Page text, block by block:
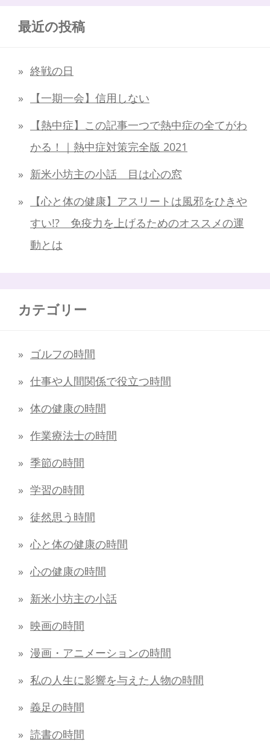
最近の投稿
終戦の日
【一期一会】信用しない
【熱中症】この記事一つで熱中症の全てがわ
かる！｜熱中症対策完全版 2021
新米小坊主の小話 目は心の窓
【心と体の健康】アスリートは風邪をひきや
すい!? 免疫力を上げるためのオススメの運
動とは
カテゴリー
ゴルフの時間
仕事や人間関係で役立つ時間
体の健康の時間
作業療法士の時間
季節の時間
学習の時間
徒然思う時間
心と体の健康の時間
心の健康の時間
新米小坊主の小話
映画の時間
漫画・アニメーションの時間
私の人生に影響を与えた人物の時間
義足の時間
読書の時間